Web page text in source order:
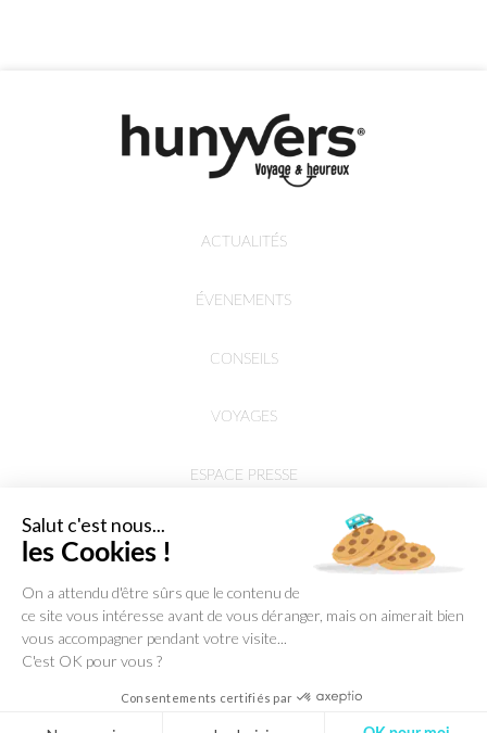
ACTUALITÉS
ÉVENEMENTS
CONSEILS
VOYAGES
ESPACE PRESSE
Salut c'est nous...
les Cookies !
On a attendu d'être sûrs que le contenu de
ce site vous intéresse avant de vous déranger, mais on aimerait bien
vous accompagner pendant votre visite...
C'est OK pour vous ?
Consentements certifiés par